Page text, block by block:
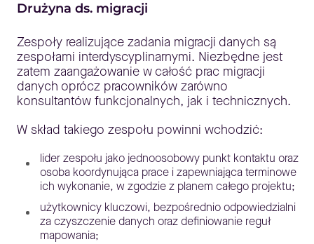
Drużyna ds. migracji
Zespoły realizujące zadania migracji danych są
zespołami interdyscyplinarnymi. Niezbędne jest
zatem zaangażowanie w całość prac migracji
danych oprócz pracowników zarówno
konsultantów funkcjonalnych, jak i technicznych.
W skład takiego zespołu powinni wchodzić:
lider zespołu jako jednoosobowy punkt kontaktu oraz
osoba koordynująca prace i zapewniająca terminowe
ich wykonanie, w zgodzie z planem całego projektu;
użytkownicy kluczowi, bezpośrednio odpowiedzialni
za czyszczenie danych oraz definiowanie reguł
mapowania;